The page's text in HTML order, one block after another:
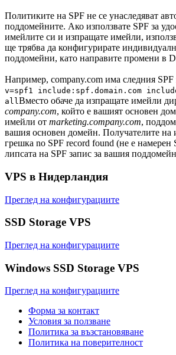
Политиките на SPF не се унаследяват
поддомейните. Ако използвате SPF за
имейлите си и изпращате имейли,
ще трябва да конфигурирате
поддомейни, като направите промени в
Например, company.com има следния SPF
v=spf1 include:spf.domain.com
allВместо обаче да изпращате имейли
company.com, който е вашият основен
имейли от marketing.company.com,
вашия основен домейн. Получателите на
грешка no SPF record found (не е намерен
липсата на SPF запис за вашия
VPS в Нидерландия
Преглед на конфигурациите
SSD Storage VPS
Преглед на конфигурациите
Windows SSD Storage VPS
Преглед на конфигурациите
Форма за контакт
Условия за ползване
Политика за възстановяване
Политика на поверителност